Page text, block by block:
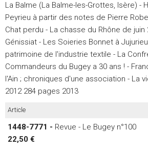
La Balme (La Balme-les-Grottes, Isère) -
Peyrieu à partir des notes de Pierre
Chat perdu - La chasse du Rhône de
Génissiat - Les Soieries Bonnet à
patrimoine de l'industrie textile - La
Commandeurs du Bugey a 30 ans ! -
l'Ain ; chroniques d'une association - La
2012 284 pages 2013
Article
1448-7771 - Revue - Le Bugey n°100
22,50 €